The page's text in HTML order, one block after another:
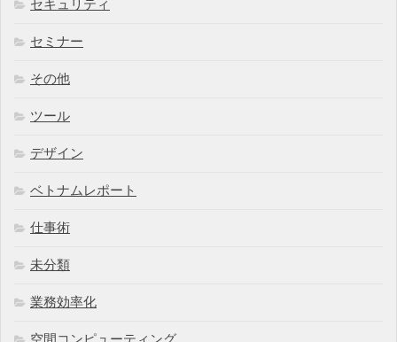
セキュリティ
セミナー
その他
ツール
デザイン
ベトナムレポート
仕事術
未分類
業務効率化